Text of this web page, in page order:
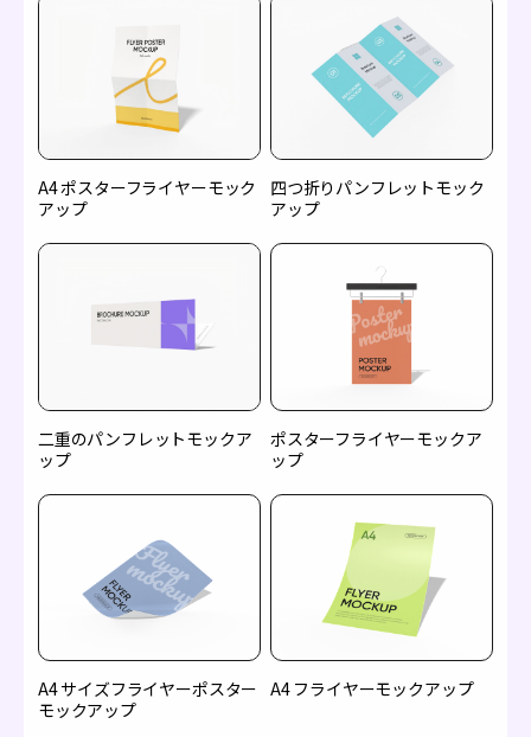
A4 ポスターフライヤーモック
アップ
四つ折りパンフレットモック
アップ
二重のパンフレットモックア
ップ
ポスターフライヤーモックア
ップ
A4 サイズフライヤーポスター
モックアップ
A4 フライヤーモックアップ